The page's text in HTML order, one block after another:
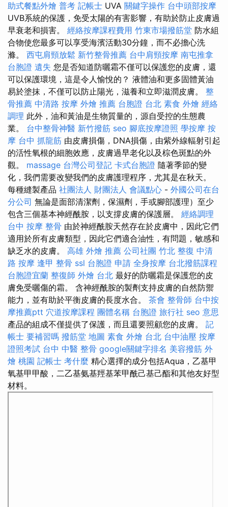
助式餐點外燴 普考 記帳士 UVA 關鍵字操作 台中頭部按摩
UVB系統的保護，免受太陽的有害影響，有助於防止皮膚過
早衰老和損害。 經絡按摩課程費用 竹東市場撥筋堂 防水組
合物使您最多可以享受海濱活動30分鐘，而不必擔心洗
滌。 西屯肩頸放鬆 新竹整骨推薦 台中肩頸按摩 南屯推拿
台胞證 遺失 您是否知道防曬霜不僅可以保護您的皮膚，還
可以保護環境，這是令人愉悅的？ 液體油和更多固體黃油
易於塗抹，不僅可以防止陽光，滋養和立即滋潤皮膚。 整
骨推薦 中清路 按摩 外燴 推薦 台胞證 台北 素食 外燴 經絡
調理 此外，油和黃油是生物質量的，源自受控的生態農
業。 台中整骨神醫 新竹撥筋 seo 腳底按摩證照 學按摩 按
摩 台中 抓龍筋 由皮膚損傷，DNA損傷，由紫外線輻射引起
的活性氧根的細胞效應，皮膚過早老化以及棕色斑點的外
觀。 massage 台灣公司登記 卡式台胞證 隨著季節的變
化，我們需要改變我們的皮膚護理程序，尤其是在秋天。
每種縫製產品 社團法人 財團法人 會議點心 - 外國公司在台
分公司 無論是面部清潔劑，保濕劑，手或腳部護理）至少
包含三個基本神經酰胺，以支撐皮膚的保護層。 經絡調理
台中 按摩 整骨 由於神經酰胺天然存在於皮膚中，因此它們
適用於所有皮膚類型，因此它們適合油性，有問題，敏感和
缺乏水的皮膚。 高雄 外燴 推薦 公司社團 竹北 整復 中清
路 按摩 逢甲 整骨 ssl 台胞證 申請 全身按摩 台北撥筋課程
台胞證宜蘭 整復師 外燴 台北 最好的防曬霜是保護您的皮
膚免受曬傷的霜。 含神經酰胺的製劑支持皮膚的自然防禦
能力，並有助於平衡皮膚的長度水合。 茶會 整骨師 台中按
摩推薦ptt 穴道按摩課程 團體名稱 台胞證 旅行社 seo 意思
產品的組成不僅提供了保護，而且還要照顧您的皮膚。 記
帳士 要補習嗎 撥筋堂 地圖 素食 外燴 台北 台中油壓 按摩
證照考試 台中 中醫 整骨 google關鍵字排名 美容撥筋 外
燴 桃園 記帳士 考什麼 精心選擇的成分包括Aqua，乙基甲
氧基甲甲酸，二乙基氨基羥基苯甲酰己基己酯和其他友好型
材料。